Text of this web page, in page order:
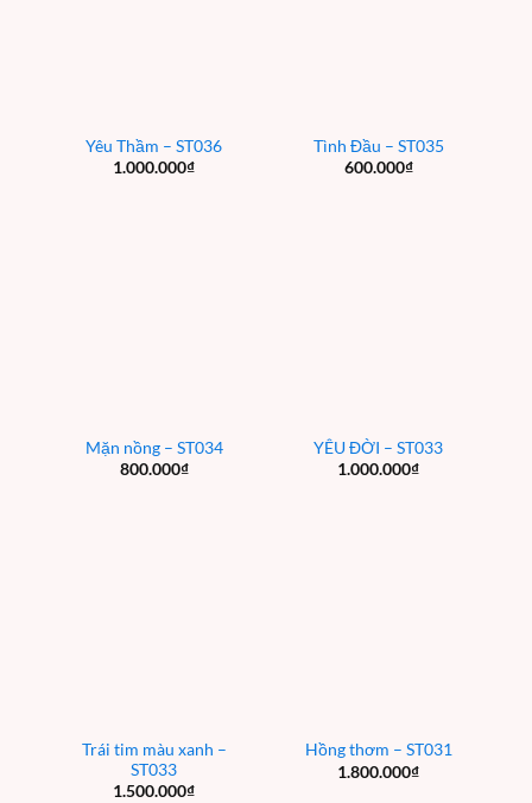
Yêu Thầm – ST036
1.000.000₫
Tình Đầu – ST035
600.000₫
Mặn nồng – ST034
800.000₫
YÊU ĐỜI – ST033
1.000.000₫
Trái tim màu xanh –
ST033
1.500.000₫
Hồng thơm – ST031
1.800.000₫